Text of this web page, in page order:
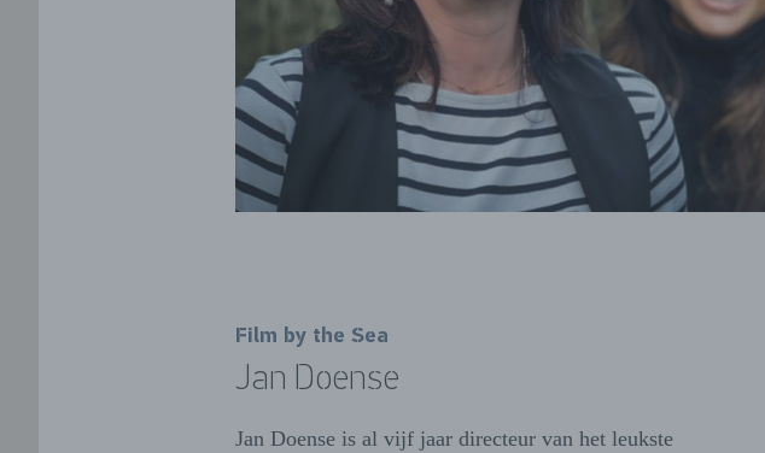
Film by the Sea
Jan Doense
Jan Doense is al vijf jaar directeur van het leukste